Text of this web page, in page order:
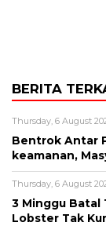
BERITA
Thursday, 6 August
Bentrok Antar
keamanan,
Thursday, 6 August
3 Minggu Batal
Lobster Tak